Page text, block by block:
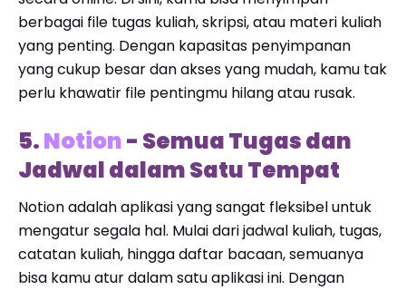
berbagai file tugas kuliah, skripsi, atau materi kuliah
yang penting. Dengan kapasitas penyimpanan
yang cukup besar dan akses yang mudah, kamu tak
perlu khawatir file pentingmu hilang atau rusak.
5.Notion- Semua Tugas dan
Jadwal dalam Satu Tempat
Notion adalah aplikasi yang sangat fleksibel untuk
mengatur segala hal. Mulai dari jadwal kuliah, tugas,
catatan kuliah, hingga daftar bacaan, semuanya
bisa kamu atur dalam satu aplikasi ini. Dengan